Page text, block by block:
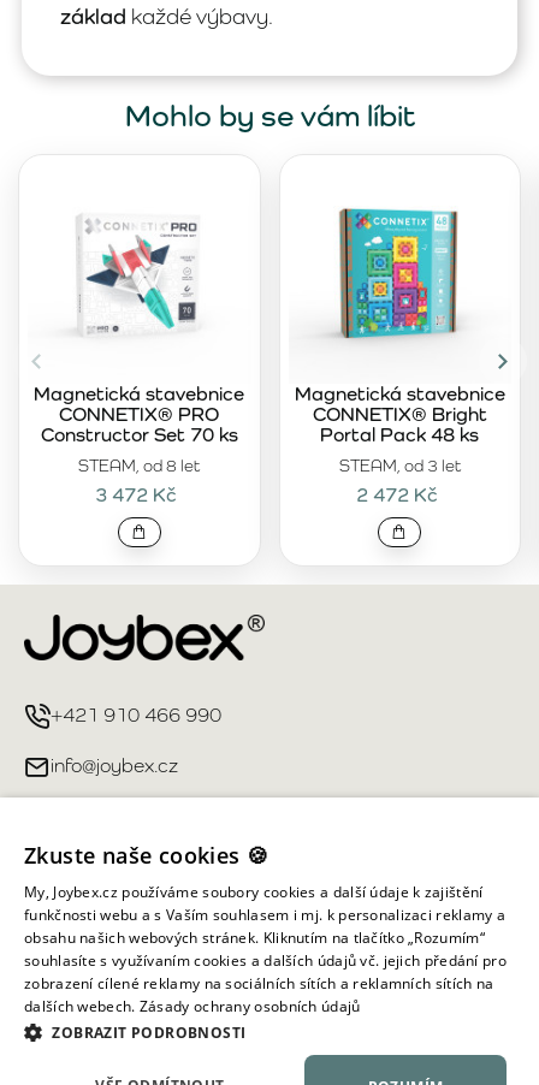
základ každé výbavy.
Mohlo by se vám líbit
STEAM, od 8 let
Magnetická stavebnice
CONNETIX® PRO
Constructor Set 70 ks
3 472 Kč
STEAM, od 3 let
Magnetická stavebnice
CONNETIX® Bright
Portal Pack 48 ks
2 472 Kč
+421 910 466 990
info@joybex.cz
Můj účet
Informace obchodu
Všechna práva vyhrazena ©
Zkuste naše cookies 🍪
My, Joybex.cz používáme soubory cookies a další údaje k zajištění
funkčnosti webu a s Vaším souhlasem i mj. k personalizaci reklamy a
obsahu našich webových stránek. Kliknutím na tlačítko „Rozumím“
souhlasíte s využívaním cookies a dalších údajů vč. jejich předání pro
zobrazení cílené reklamy na sociálních sítích a reklamních sítích na
dalších webech. Zásady ochrany osobních údajů
ZOBRAZIT PODROBNOSTI